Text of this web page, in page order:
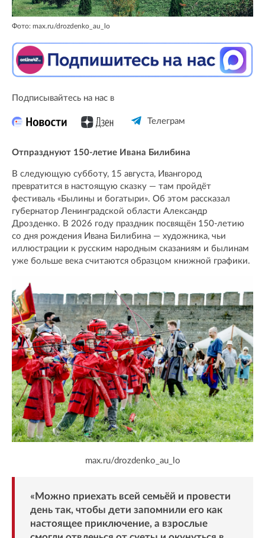
Фото: max.ru/drozdenko_au_lo
Подписывайтесь на нас в
Телеграм
Отпразднуют 150-летие Ивана Билибина
В следующую субботу, 15 августа, Ивангород
превратится в настоящую сказку — там пройдёт
фестиваль «Былины и богатыри». Об этом рассказал
губернатор Ленинградской области Александр
Дрозденко. В 2026 году праздник посвящён 150-летию
со дня рождения Ивана Билибина — художника, чьи
иллюстрации к русским народным сказаниям и былинам
уже больше века считаются образцом книжной графики.
max.ru/drozdenko_au_lo
«Можно приехать всей семьёй и провести
день так, чтобы дети запомнили его как
настоящее приключение, а взрослые